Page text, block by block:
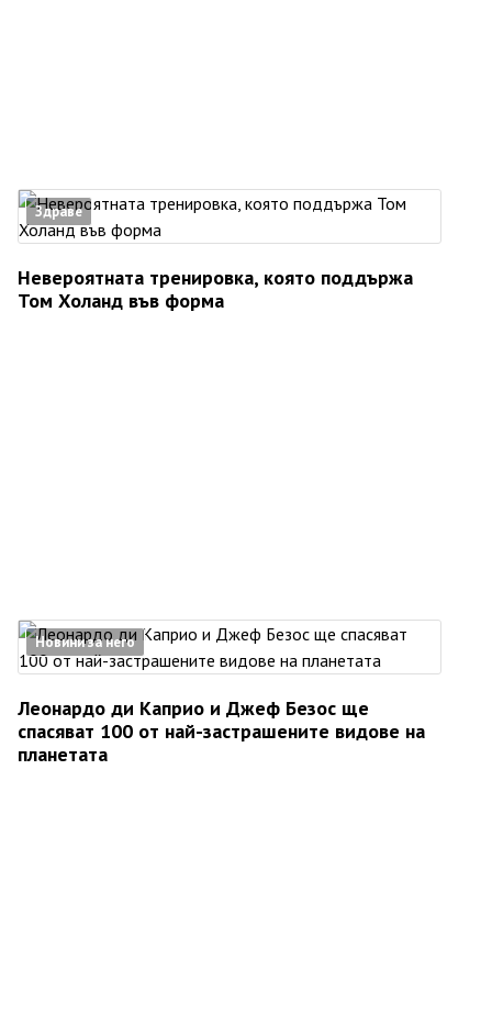
Здраве
Невероятната тренировка, която поддържа
Том Холанд във форма
Новини за него
Леонардо ди Каприо и Джеф Безос ще
спасяват 100 от най-застрашените видове на
планетата